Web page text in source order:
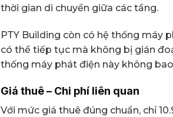
thời gian di chuyển giữa các tầng.
PTY Building còn có hệ thống máy
có thể tiếp tục mà không bị gián
thống máy phát điện này không
Giá thuê – Chi phí liên quan
Với mức giá thuê đúng chuẩn, chỉ